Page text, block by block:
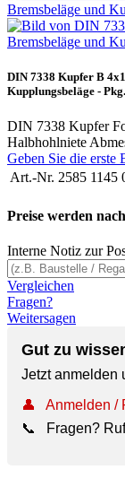
DIN 7338 Kupfer B
Kupplungsbeläge -
DIN 7338 Kupfer
Halbhohlniete
Geben Sie die erste
Art.-Nr. 2585 1145
Preise werden
Interne Notiz zur
Vergleichen
Fragen?
Weitersagen
Gut zu
Jetzt anmelden
👤
Anmelden /
📞
Fragen?